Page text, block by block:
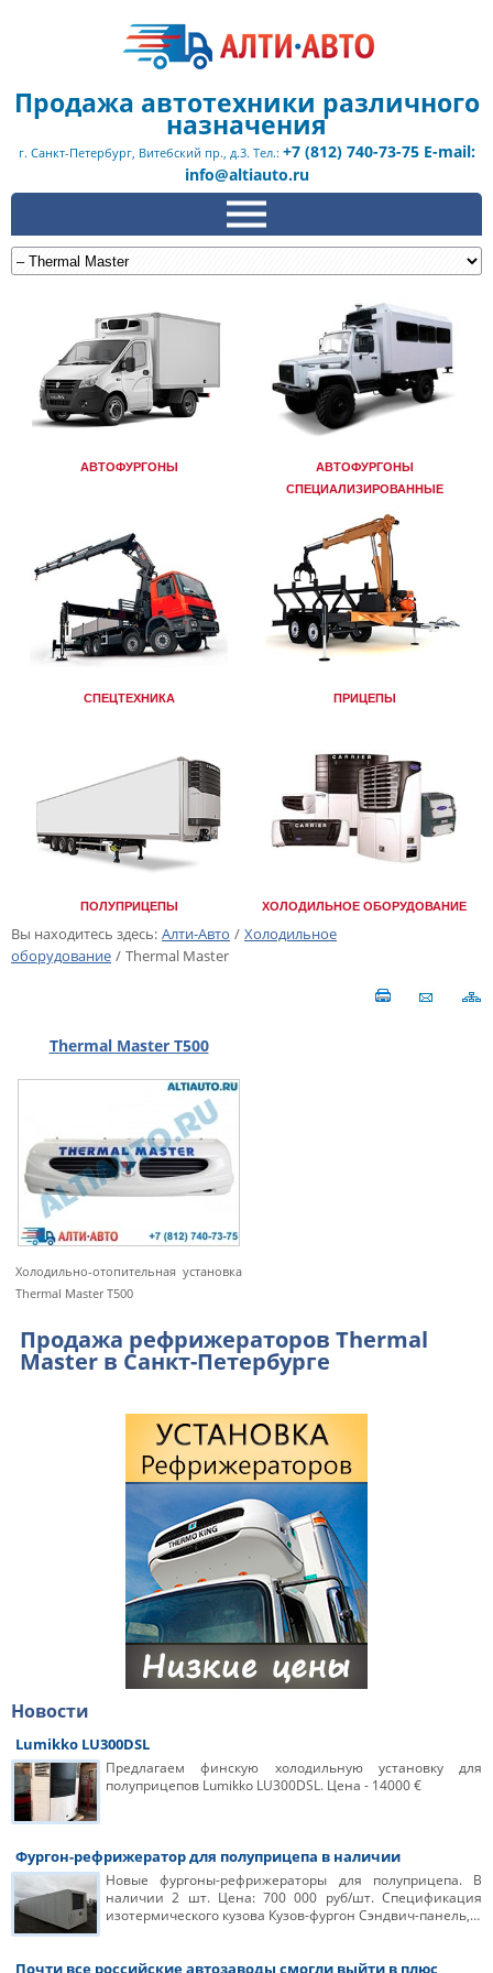
Продажа автотехники различного
назначения
г. Санкт-Петербург, Витебский пр., д.3. Тел.: +7 (812) 740-73-75 E-mail:
info@altiauto.ru
АВТОФУРГОНЫ
АВТОФУРГОНЫ
СПЕЦИАЛИЗИРОВАННЫЕ
СПЕЦТЕХНИКА ПРИЦЕПЫ
ПОЛУПРИЦЕПЫ ХОЛОДИЛЬНОЕ ОБОРУДОВАНИЕ
Вы находитесь здесь: Алти-Авто / Холодильное
оборудование / Thermal Master
Thermal Master T500
Холодильно-отопительная установка
Thermal Master T500
Продажа рефрижераторов Thermal
Master в Санкт-Петербурге
Новости
Lumikko LU300DSL
Предлагаем финскую холодильную установку для
полуприцепов Lumikko LU300DSL. Цена - 14000 €
Фургон-рефрижератор для полуприцепа в наличии
Новые фургоны-рефрижераторы для полуприцепа. В
наличии 2 шт. Цена: 700 000 руб/шт. Спецификация
изотермического кузова Кузов-фургон Сэндвич-панель,…
Почти все российские автозаводы смогли выйти в плюс